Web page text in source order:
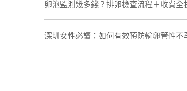
卵泡監測幾多錢？排卵檢查流程＋收費
深圳女性必讀：如何有效預防輸卵管性不